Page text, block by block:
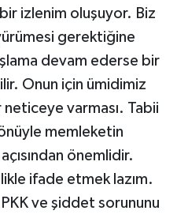
izlenim oluşuyor. Biz
gerektiğine
devam ederse bir
Onun için ümidimiz
varması. Tabii
memleketin
önemlidir.
ifade etmek lazım.
ve şiddet sorununu